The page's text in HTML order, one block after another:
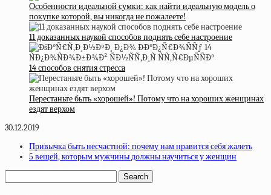
Особенности идеальной сумки: как найти идеальную модель о
покупке которой, вы никогда не пожалеете!
11 доказанных наукой способов поднять себе настроение
14 способов снятия стресса
Перестаньте быть «хорошей»! Потому что на хороших женщинах
ездят верхом
30.12.2019
Привычка быть несчастной: почему нам нравится себя жалеть
5 вещей, которым мужчины должны научиться у женщин